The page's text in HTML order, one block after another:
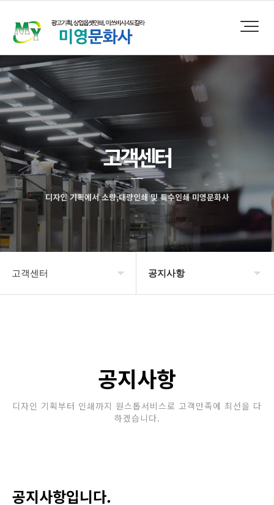
고객센터
디자인 기획에서 소량,대량인쇄 및 특수인쇄 미영문화사
고객센터 공지사항
공지사항
디자인 기획부터 인쇄까지 원스톱서비스로 고객만족에 최선을 다
하겠습니다.
공지사항입니다.